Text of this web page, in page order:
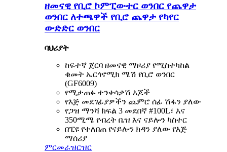
ዘመናዊ የቢሮ ኮምፒውተር ወንበር የጨዋታ
ወንበር ለተጫዋች የቢሮ ጨዋታ የካየር
ውድድር ወንበር
ባህሪያት
ከፍተኛ ጀርባ ዘመናዊ ማዞሪያ የሚስተካከል
ቁመት ኤርጎኖሚክ ሜሽ የቢሮ ወንበር
(GF6009)
የሚታጠፉ ተንቀሳቃሽ እጆች
የእጅ መደገፊያዎችን ጨምሮ ሰፊ ሽፋን ያለው
የጋዝ ማንሻ ክፍል 3 መደበኛ #100L፣ እና
350ሚሜ የብረት ቤዝ እና ናይሎን ካስተር
በፒዩ የተለበጠ የናይሎን ክዳን ያለው የእጅ
ማሰሪያ
ምርመራዝርዝር